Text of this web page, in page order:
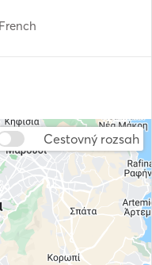
Cestovný rozsah